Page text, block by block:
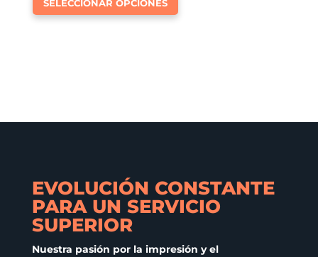
múltiples
elegir
página
de
producto
SELECCIONAR OPCIONES
se
la
página
producto
EVOLUCIÓN CONSTANTE
PARA UN SERVICIO
SUPERIOR
Nuestra pasión por la impresión y el